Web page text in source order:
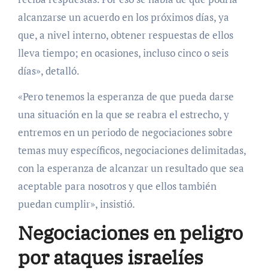
alcanzarse un acuerdo en los próximos días, ya
que, a nivel interno, obtener respuestas de ellos
lleva tiempo; en ocasiones, incluso cinco o seis
días», detalló.
«Pero tenemos la esperanza de que pueda darse
una situación en la que se reabra el estrecho, y
entremos en un periodo de negociaciones sobre
temas muy específicos, negociaciones delimitadas,
con la esperanza de alcanzar un resultado que sea
aceptable para nosotros y que ellos también
puedan cumplir», insistió.
Negociaciones en peligro
por ataques israelíes